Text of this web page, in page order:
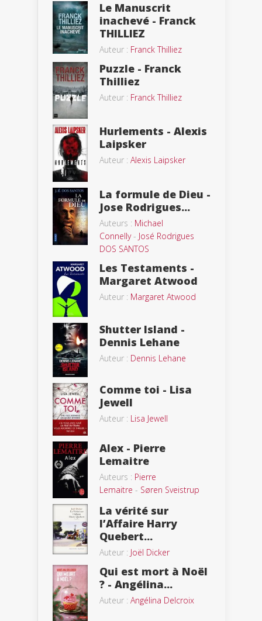
Le Manuscrit
inachevé - Franck
THILLIEZ
Auteur : Franck Thilliez
Puzzle - Franck
Thilliez
Auteur : Franck Thilliez
Hurlements - Alexis
Laipsker
Auteur : Alexis Laipsker
La formule de Dieu -
Jose Rodrigues...
Auteurs : Michael
Connelly- José Rodrigues
DOS SANTOS
Les Testaments -
Margaret Atwood
Auteur : Margaret Atwood
Shutter Island -
Dennis Lehane
Auteur : Dennis Lehane
Comme toi - Lisa
Jewell
Auteur : Lisa Jewell
Alex - Pierre
Lemaitre
Auteurs : Pierre
Lemaitre - Søren Sveistrup
La vérité sur
l’Affaire Harry
Quebert...
Auteur : Joël Dicker
Qui est mort à Noël
? - Angélina...
Auteur : Angélina Delcroix